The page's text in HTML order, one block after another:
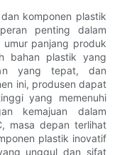
komponen plastik
penting dalam
umur panjang produk
bahan plastik yang
yang tepat, dan
ini, produsen dapat
yang memenuhi
kemajuan dalam
masa depan terlihat
plastik inovatif
unggul dan sifat